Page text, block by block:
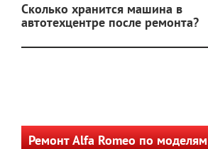
Сколько хранится машина в
автотехцентре после ремонта?
Ремонт Alfa Romeo по моделям